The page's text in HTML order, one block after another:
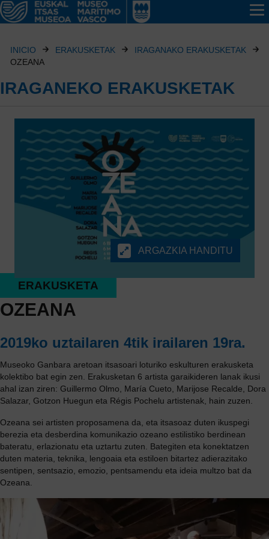
INICIO ERAKUSKETAK
IRAGANAKO ERAKUSKETAK
OZEANA
IRAGANEKO ERAKUSKETAK
ERAKUSKETA
OZEANA
2019ko uztailaren 4tik irailaren 19ra.
Museoko Ganbara aretoan itsasoari loturiko eskulturen erakusketa
kolektibo bat egin zen. Erakusketan 6 artista garaikideren lanak ikusi
ahal izan ziren: Guillermo Olmo, María Cueto, Marijose Recalde, Dora
Salazar, Gotzon Huegun eta Régis Pochelu artistenak, hain zuzen.
Ozeana sei artisten proposamena da, eta itsasoaz duten ikuspegi
berezia eta desberdina komunikazio ozeano estilistiko berdinean
bateratu, erlazionatu eta uztartu zuten. Bategiten eta konektatzen
duten materia, teknika, lengoaia eta estiloen bitartez adierazitako
sentipen, sentsazio, emozio, pentsamendu eta ideia multzo bat da
Ozeana.
ARGAZKIA HANDITU